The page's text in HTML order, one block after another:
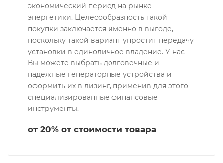
экономический период на рынке
энергетики. Целесообразность такой
покупки заключается именно в выгоде,
поскольку такой вариант упростит передачу
установки в единоличное владение. У нас
Вы можете выбрать долговечные и
надежные генераторные устройства и
оформить их в лизинг, применив для этого
специализированные финансовые
инструменты.
от 20% от стоимости товара